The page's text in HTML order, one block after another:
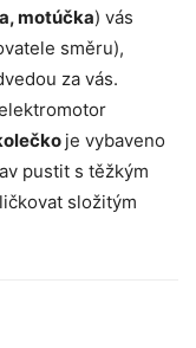
motúčka) vás
směru),
za vás.
je vybaveno
pustit s těžkým
složitým